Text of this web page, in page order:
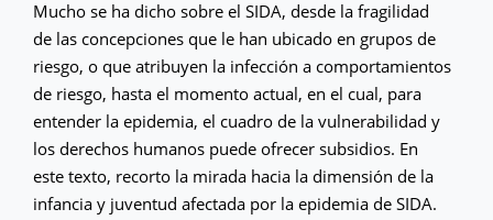
Mucho se ha dicho sobre el SIDA, desde la fragilidad
de las concepciones que le han ubicado en grupos de
riesgo, o que atribuyen la infección a comportamientos
de riesgo, hasta el momento actual, en el cual, para
entender la epidemia, el cuadro de la vulnerabilidad y
los derechos humanos puede ofrecer subsidios. En
este texto, recorto la mirada hacia la dimensión de la
infancia y juventud afectada por la epidemia de SIDA.